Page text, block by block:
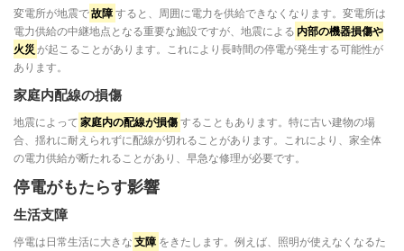
変電所が地震で故障すると、周囲に電力を供給できなくなります。変電所は
電力供給の中継地点となる重要な施設ですが、地震による 内部の機器損傷や
火災 が起こることがあります。これにより長時間の停電が発生する可能性が
あります。
家庭内配線の損傷
地震によって 家庭内の配線が損傷することもあります。特に古い建物の場
合、揺れに耐えられずに配線が切れることがあります。これにより、家全体
の電力供給が断たれることがあり、早急な修理が必要です。
停電がもたらす影響
生活支障
停電は日常生活に大きな 支障 をきたします。例えば、照明が使えなくなるた